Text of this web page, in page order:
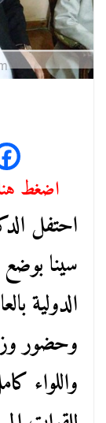
اضغط
احتفل
سينا
الدولية
وحضور
واللواء